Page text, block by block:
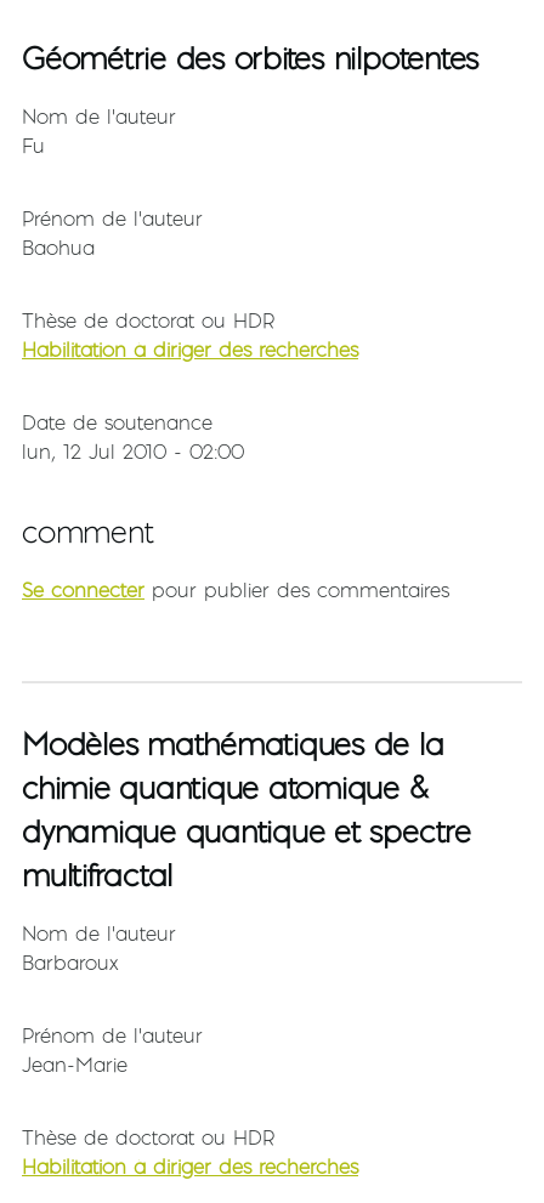
Géométrie des orbites nilpotentes
Nom de l'auteur
Fu
Prénom de l'auteur
Baohua
Thèse de doctorat ou HDR
Habilitation à diriger des recherches
Date de soutenance
lun, 12 Jul 2010 - 02:00
comment
Se connecter pour publier des commentaires
Modèles mathématiques de la
chimie quantique atomique &
dynamique quantique et spectre
multifractal
Nom de l'auteur
Barbaroux
Prénom de l'auteur
Jean-Marie
Thèse de doctorat ou HDR
Habilitation à diriger des recherches